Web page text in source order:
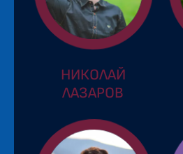
НИКОЛАЙ
ЛАЗАРОВ